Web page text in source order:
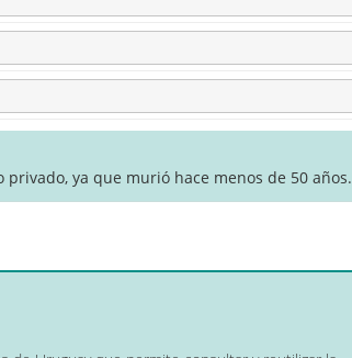
ya que murió hace menos de 50 años.